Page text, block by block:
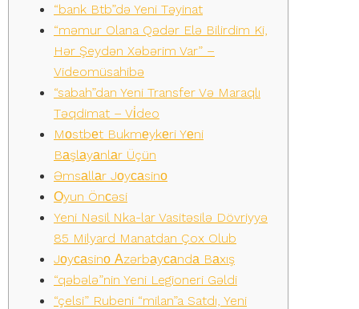
“bank Btb”də Yeni Təyinat
“məmur Olana Qədər Elə Bilirdim Ki,
Hər Şeydən Xəbərim Var” –
Videomüsahibə
“sabah”dan Yeni Transfer Və Maraqlı
Təqdimat – Vi̇deo
Mоstbеt Bukmеykеri Yеni
Bаşlаyаnlаr Üçün
Əmsаllаr Jоyсаsinо
Оyun Önсəsi
Yeni Nəsil Nka-lar Vasitəsilə Dövriyyə
85 Milyard Manatdan Çox Olub
Jоyсаsinо Аzərbаyсаndа Bаxış
“qəbələ”nin Yeni Legioneri Gəldi
“çelsi” Rubeni “milan”a Satdı, Yeni